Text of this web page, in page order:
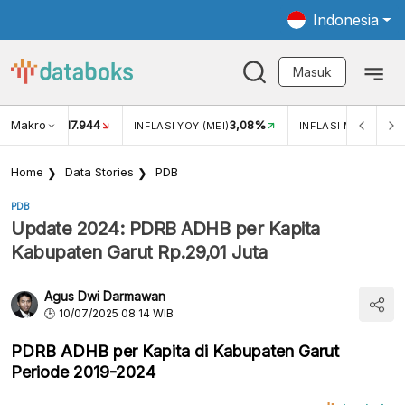
Indonesia
Masuk
Makro
USD/IDR 17.944 INFLASI YOY (MEI)3,08% INFLASI MOM (MEI)
Home Data Stories PDB
PDB
Update 2024: PDRB ADHB per Kapita
Kabupaten Garut Rp.29,01 Juta
Agus Dwi Darmawan
10/07/2025 08:14 WIB
PDRB ADHB per Kapita di Kabupaten Garut
Periode 2019-2024